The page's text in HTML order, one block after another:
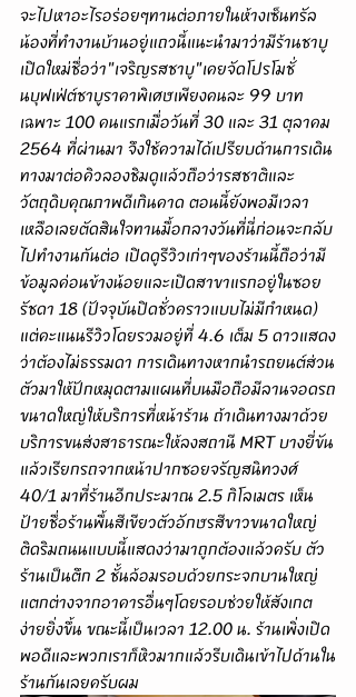
จะไปหาอะไรอร่อยๆทานต่อภายในห้างเซ็นทรัล
น้องที่ทำงานบ้านอยู่แถวนี้แนะนำมาว่ามีร้านชาบู
เปิดใหม่ชื่อว่า"เจริญรสชาบู"เคยจัดโปรโมชั่
นบุฟเฟ่ต์ชาบูราคาพิเศษเพียงคนละ 99 บาท
เฉพาะ 100 คนแรกเมื่อวันที่ 30 และ 31 ตุลาคม
2564 ที่ผ่านมา จึงใช้ความได้เปรียบด้านการเดิน
ทางมาต่อคิวลองชิมดูแล้วถือว่ารสชาติและ
วัตถุดิบคุณภาพดีเกินคาด ตอนนี้ยังพอมีเวลา
เหลือเลยตัดสินใจทานมื้อกลางวันที่นี่ก่อนจะกลับ
ไปทำงานกันต่อ เปิดดูรีวิวเก่าๆของร้านนี้ถือว่ามี
ข้อมูลค่อนข้างน้อยและเปิดสาขาแรกอยู่ในซอย
รัชดา 18 (ปัจจุบันปิดชั่วคราวแบบไม่มีกำหนด)
แต่คะแนนรีวิวโดยรวมอยู่ที่ 4.6 เต็ม 5 ดาวแสดง
ว่าต้องไม่ธรรมดา การเดินทางหากนำรถยนต์ส่วน
ตัวมาให้ปักหมุดตามแผนที่บนมือถือมีลานจอดรถ
ขนาดใหญ่ให้บริการที่หน้าร้าน ถ้าเดินทางมาด้วย
บริการขนส่งสาธารณะให้ลงสถานี MRT บางยี่ขัน
แล้วเรียกรถจากหน้าปากซอยจรัญสนิทวงศ์
40/1 มาที่ร้านอีกประมาณ 2.5 กิโลเมตร เห็น
ป้ายชื่อร้านพื้นสีเขียวตัวอักษรสีขาวขนาดใหญ่
ติดริมถนนแบบนี้แสดงว่ามาถูกต้องแล้วครับ ตัว
ร้านเป็นตึก 2 ชั้นล้อมรอบด้วยกระจกบานใหญ่
แตกต่างจากอาคารอื่นๆโดยรอบช่วยให้สังเกต
ง่ายยิ่งขึ้น ขณะนี้เป็นเวลา 12.00 น. ร้านเพิ่งเปิด
พอดีและพวกเราก็หิวมากแล้วรีบเดินเข้าไปด้านใน
ร้านกันเลยครับผม